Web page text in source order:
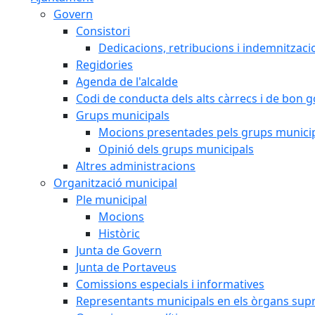
Govern
Consistori
Dedicacions, retribucions i
Regidories
Agenda de l'alcalde
Codi de conducta dels alts càrrecs i de bon
Grups municipals
Mocions presentades pels grups
Opinió dels grups municipals
Altres administracions
Organització municipal
Ple municipal
Mocions
Històric
Junta de Govern
Junta de Portaveus
Comissions especials i informatives
Representants municipals en els òrgans